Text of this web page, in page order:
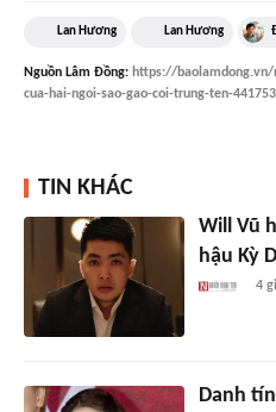
Lan Hương Lan Hương
Nguồn Lâm Đồng: https://baolamdong.vn/
cua-hai-ngoi-sao-gao-coi-trung-ten-
TIN KHÁC
Will Vũ
hậu Kỳ
4
Danh